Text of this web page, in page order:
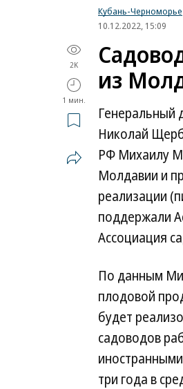
Кубань-Черноморье
10.12.2022, 15:09
2K
1 мин.
из
Генеральный
Николай
РФ Михаилу
Молдавии и
реализации
поддержали
Ассоциация
По данным
плодовой
будет
садоводов
три года в